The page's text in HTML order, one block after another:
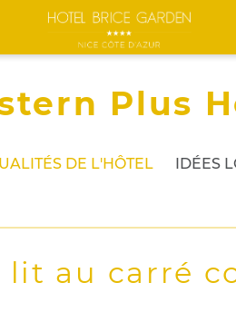
Plus
DE L'HÔTEL IDÉES
au carré